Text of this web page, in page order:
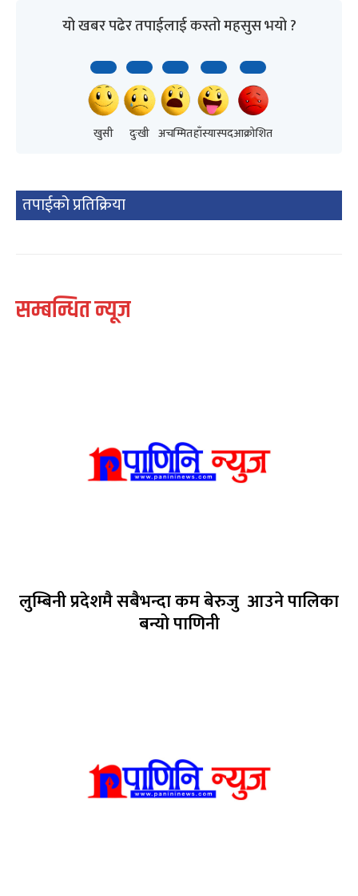
यो खबर पढेर तपाईलाई कस्तो महसुस भयो ?
खुसी दुःखी अचम्मितहाँस्यास्पदआक्रोशित
तपाईको प्रतिक्रिया
सम्बन्धित न्यूज
लुम्बिनी प्रदेशमै सबैभन्दा कम बेरुजु आउने पालिका
बन्यो पाणिनी